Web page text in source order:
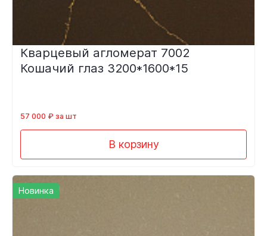
Кварцевый агломерат 7002
Кошачий глаз 3200*1600*15
57 000 ₽ за шт
В корзину
Новинка